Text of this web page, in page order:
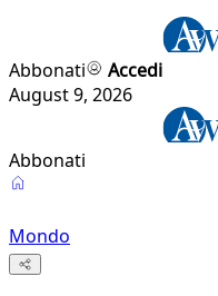
Abbonati
Accedi
August 9, 2026
Abbonati
Mondo